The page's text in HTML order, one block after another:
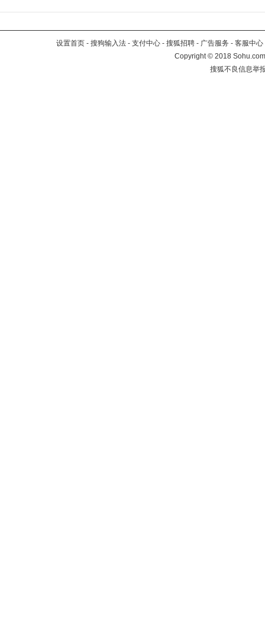
设置首页 - 搜狗输入法 - 支付中心 - 搜狐招聘 - 广告服务 - 客服中心
Copyright©2018
搜狐不良信息举